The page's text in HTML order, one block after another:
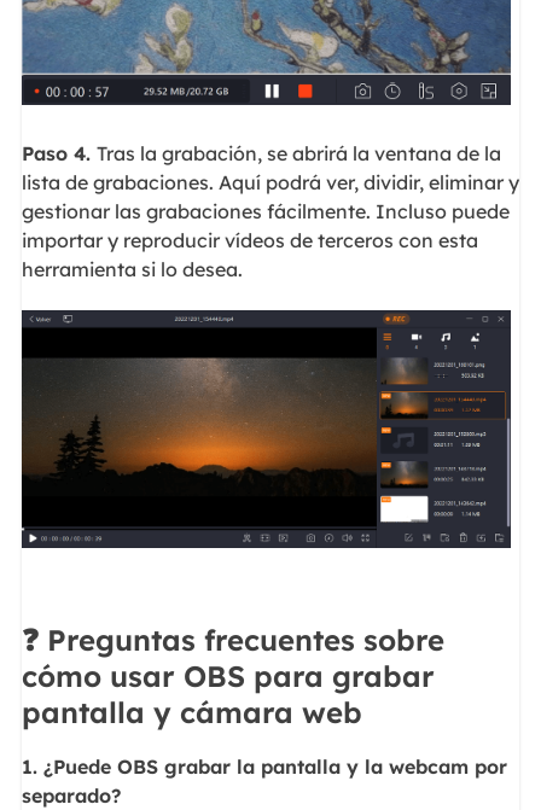
Paso 4. Tras la grabación, se abrirá la ventana de la
lista de grabaciones. Aquí podrá ver, dividir, eliminar y
gestionar las grabaciones fácilmente. Incluso puede
importar y reproducir vídeos de terceros con esta
herramienta si lo desea.
❓ Preguntas frecuentes sobre
cómo usar OBS para grabar
pantalla y cámara web
1. ¿Puede OBS grabar la pantalla y la webcam por
separado?